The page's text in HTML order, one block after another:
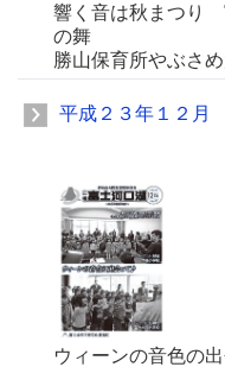
響く音は秋まつり
の舞
勝山保育所やぶさ
平成２３年１２月
ウィーンの音色の